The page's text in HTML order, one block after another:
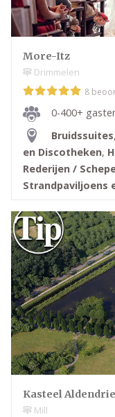
More-Itz
Drimmelen
8
0-400+
Bruidssuites,
en Discotheken,
Rederijen /
Strandpaviljoens
Kasteel
Mill